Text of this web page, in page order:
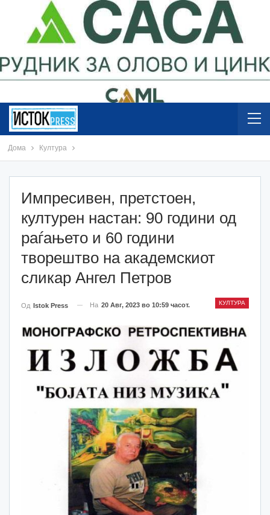
Дома Култура
Импресивен, претстоен,
културен настан: 90 години од
раѓањето и 60 години
творештво на академскиот
сликар Ангел Петров
КУЛТУРА
Од Istok Press На 20 Авг, 2023 во 10:59 часот.